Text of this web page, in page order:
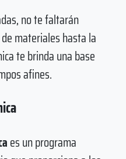
no te faltarán
materiales hasta la
te brinda una base
afines.
es un programa